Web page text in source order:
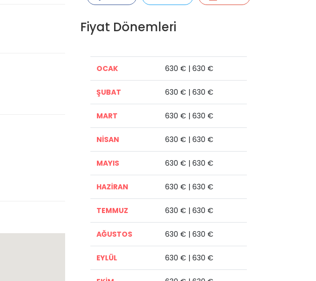
Fiyat Dönemleri
OCAK 630 € | 630 €
ŞUBAT 630 € | 630 €
MART 630 € | 630 €
NİSAN 630 € | 630 €
MAYIS 630 € | 630 €
HAZİRAN 630 € | 630 €
TEMMUZ 630 € | 630 €
AĞUSTOS 630 € | 630 €
EYLÜL 630 € | 630 €